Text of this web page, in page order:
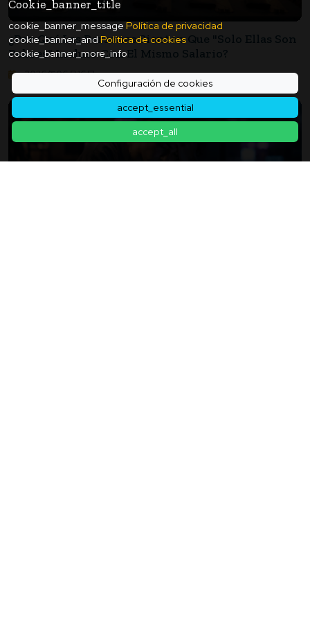
Cookie_banner_title
cookie_banner_messagePolítica de privacidad
cookie_banner_andPolítica de cookies
cookie_banner_more_info
Configuración de cookies
accept_essential
accept_all
¿Por Qué Las Personas Sienten Que "solo Ellas Son
Pobres" Incluso Con El Mismo Salario?
2026年06月16日